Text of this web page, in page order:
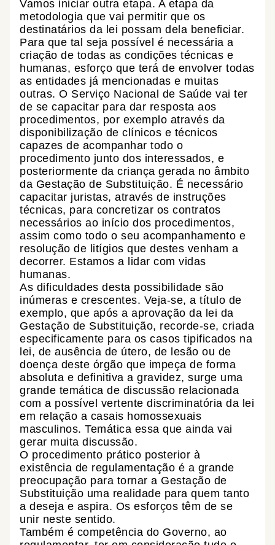
Vamos iniciar outra etapa. A etapa da
metodologia que vai permitir que os
destinatários da lei possam dela beneficiar.
Para que tal seja possível é necessária a
criação de todas as condições técnicas e
humanas, esforço que terá de envolver todas
as entidades já mencionadas e muitas
outras. O Serviço Nacional de Saúde vai ter
de se capacitar para dar resposta aos
procedimentos, por exemplo através da
disponibilização de clínicos e técnicos
capazes de acompanhar todo o
procedimento junto dos interessados, e
posteriormente da criança gerada no âmbito
da Gestação de Substituição. É necessário
capacitar juristas, através de instruções
técnicas, para concretizar os contratos
necessários ao início dos procedimentos,
assim como todo o seu acompanhamento e
resolução de litígios que destes venham a
decorrer. Estamos a lidar com vidas
humanas.
As dificuldades desta possibilidade são
inúmeras e crescentes. Veja-se, a título de
exemplo, que após a aprovação da lei da
Gestação de Substituição, recorde-se, criada
especificamente para os casos tipificados na
lei, de ausência de útero, de lesão ou de
doença deste órgão que impeça de forma
absoluta e definitiva a gravidez, surge uma
grande temática de discussão relacionada
com a possível vertente discriminatória da lei
em relação a casais homossexuais
masculinos. Temática essa que ainda vai
gerar muita discussão.
O procedimento prático posterior à
existência de regulamentação é a grande
preocupação para tornar a Gestação de
Substituição uma realidade para quem tanto
a deseja e aspira. Os esforços têm de se
unir neste sentido.
Também é competência do Governo, ao